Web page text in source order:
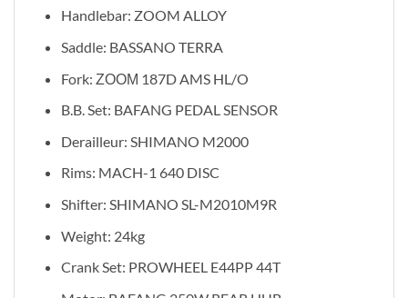
Handlebar: ZOOM ALLOY
Saddle: BASSANO TERRA
Fork: ΖΟΟΜ 187D AMS HL/O
B.B. Set: BAFANG PEDAL SENSOR
Derailleur: SHIMANO M2000
Rims: MACH-1 640 DISC
Shifter: SHIMANO SL-M2010M9R
Weight: 24kg
Crank Set: PROWHEEL E44PP 44T